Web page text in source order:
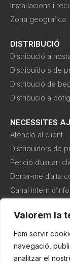
Valorem la
Fem servir
navegació,
analitzar el
Instal·lacions i
Zona geogràfica
DISTRIBUCIÓ
Distribució a
Distribuïdors de
Distribució de
Distribució a
NECESSITES
Atenció al client
Distribuïdors de
Petició d’usuari
Donar-me d’alta
Canal intern
cookies